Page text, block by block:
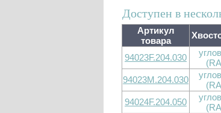
Доступен в
Артикул
товара
94023F.204.030
94023M.204.030
94024F.204.050